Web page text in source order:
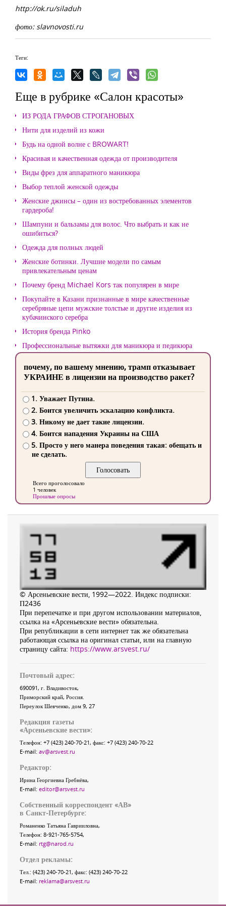
http://ok.ru/siladuh
фото: slavnovosti.ru
Теги:
Еще в рубрике «Салон красоты»
ИЗ РОДА ГРАФОВ СТРОГАНОВЫХ
Нити для изделий из кожи
Будь на одной волне с BROWART!
Красивая и качественная одежда от производителя
Виды фрез для аппаратного маникюра
Выбор теплой женской одежды
Женские джинсы – один из востребованных элементов
гардероба!
Шампуни и бальзамы для волос. Что выбрать и как не
ошибиться?
Одежда для полных людей
Женские ботинки. Лучшие модели по самым
привлекательным ценам
Почему бренд Michael Kors так популярен в мире
Покупайте в Казани признанные в мире качественные
серебряные цепи мужские толстые и другие изделия из
кубачинского серебра
История бренда Pinko
Профессиональные вытяжки для маникюра и педикюра
почему, по вашему мнению, трамп отказывает
УКРАИНЕ в лицензии на производство ракет?
1. Уважает Путина.
2. Боится увеличить эскалацию конфликта.
3. Никому не дает такие лицензии.
4. Боится нападения Украины на США
5. Просто у него манера поведения такая: обещать и
не сделать.
Всего проголосовало
1 человек
Прошлые опросы
© Арсеньевские вести, 1992—2022. Индекс подписки:
П2436
При перепечатке и при другом использовании материалов,
ссылка на «Арсеньевские вести» обязательна.
При републикации в сети интернет так же обязательна
работающая ссылка на оригинал статьи, или на главную
страницу сайта: https://www.arsvest.ru/
Почтовый адрес:
690091, г. Владивосток,
Приморский край, Россия
Переулок Шевченко, дом 9, 27
Редакция газеты
«Арсеньевские вести»:
Телефон: +7 (423) 240-70-21, факс: +7 (423) 240-70-22
E-mail: av@arsvest.ru
Редактор:
Ирина Георгиевна Гребнёва,
E-mail: editor@arsvest.ru
Собственный корреспондент «АВ»
в Санкт-Петербурге:
Романенко Татьяна Гаврииловна,
Телефон: 8-921-765-5754,
E-mail: rtg@narod.ru
Отдел рекламы:
Тел.: (423) 240-70-21, факс: (423) 240-70-22
E-mail: reklama@arsvest.ru